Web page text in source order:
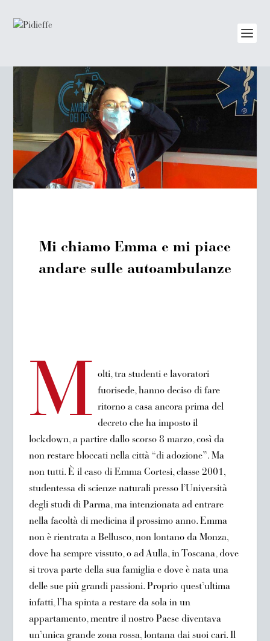
Mi chiamo Emma e mi piace
andare sulle autoambulanze
M olti, tra studenti e lavoratori
fuorisede, hanno deciso di fare
ritorno a casa ancora prima del
decreto che ha imposto il
lockdown, a partire dallo scorso 8 marzo, così da
non restare bloccati nella città “di adozione”. Ma
non tutti. È il caso di Emma Cortesi, classe 2001,
studentessa di scienze naturali presso l’Università
degli studi di Parma, ma intenzionata ad entrare
nella facoltà di medicina il prossimo anno. Emma
non è rientrata a Bellusco, non lontano da Monza,
dove ha sempre vissuto, o ad Aulla, in Toscana, dove
si trova parte della sua famiglia e dove è nata una
delle sue più grandi passioni. Proprio quest’ultima
infatti, l’ha spinta a restare da sola in un
appartamento, mentre il nostro Paese diventava
un’unica grande zona rossa, lontana dai suoi cari. Il